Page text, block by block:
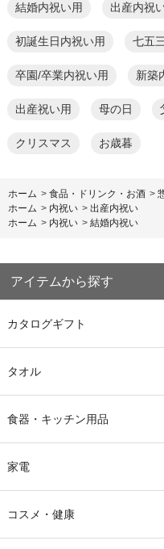
結婚内祝い用 出産内祝
初誕生日内祝い用 七五
卒園/卒業内祝い用 新築
出産祝い用 母の日
クリスマス お歳暮
ホーム > 食品・ドリンク・お酒 >
ホーム > 内祝い > 出産内祝い
ホーム > 内祝い > 結婚内祝い
アイテムから探す
カタログギフト
タオル
食器・キッチン用品
家電
コスメ・健康